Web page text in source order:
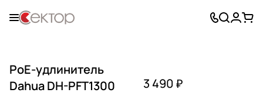
РоЕ-удлинитель
Dahua DH-PFT1300
3 490 ₽